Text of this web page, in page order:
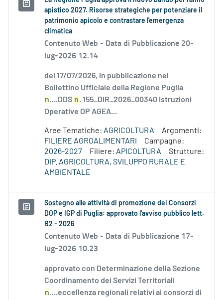
apistico 2027. Risorse strategiche per potenziare il
patrimonio apicolo e contrastare l'emergenza
climatica
Contenuto Web - Data di Pubblicazione 20-
lug-2026 12.14
del 17/07/2026, in pubblicazione nel
Bollettino Ufficiale della Regione Puglia
n....DDS n. 155_DIR_2026_00340 Istruzioni
Operative OP AGEA...
Aree Tematiche: AGRICOLTURA
Argomenti:
FILIERE AGROALIMENTARI
Campagne:
2026-2027
Filiere: APICOLTURA
Strutture:
DIP. AGRICOLTURA, SVILUPPO RURALE E
AMBIENTALE
Sostegno alle attività di promozione dei Consorzi
DOP e IGP di Puglia: approvato l'avviso pubblico lett.
B2 - 2026
Contenuto Web - Data di Pubblicazione 17-
lug-2026 10.23
approvato con Determinazione della Sezione
Coordinamento dei Servizi Territoriali
n....eccellenza regionali relativi ai consorzi di